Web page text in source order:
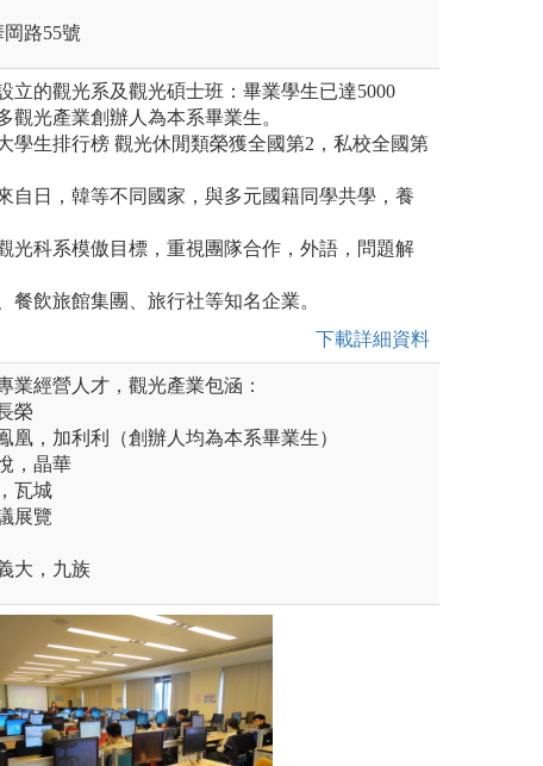
路55號
立的觀光系及觀光碩士班：畢業學生已達5000
觀光產業創辦人為本系畢業生。
學生排行榜 觀光休閒類榮獲全國第2，私校全國第
自日，韓等不同國家，與多元國籍同學共學，養
光科系模傲目標，重視團隊合作，外語，問題解
餐飲旅館集團、旅行社等知名企業。
下載詳細資料
業經營人才，觀光產業包涵：
榮
凰，加利利（創辦人均為本系畢業生）
，晶華
瓦城
展覽
大，九族